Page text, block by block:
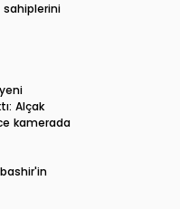
sahiplerini
Alçak
kamerada